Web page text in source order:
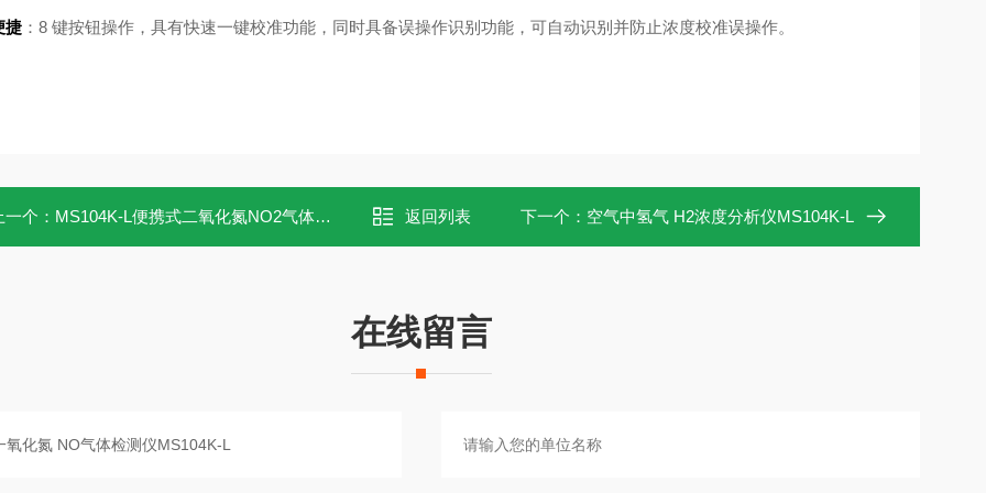
捷：8 键按钮操作，具有快速一键校准功能，同时具备误操作识别功能，可自动识别并防止浓度校准误操作。
一个： MS104K-L便携式二氧化氮NO2气体检测仪 返回列表 下一个： 空气中氢气 H2浓度分析仪MS104K-L
在线留言